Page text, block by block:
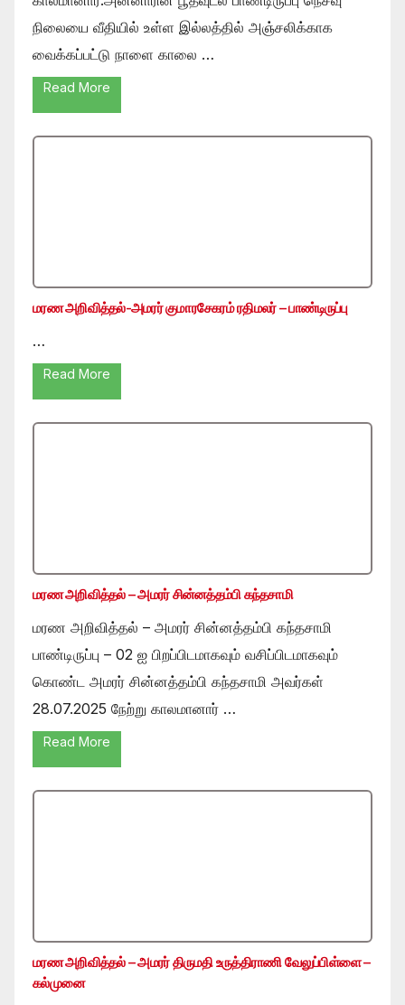
நிலையை வீதியில் உள்ள இல்லத்தில் அஞ்சலிக்காக
வைக்கப்பட்டு நாளை காலை …
Read More
மரண அறிவித்தல்-அமரர் குமாரசேகரம் ரதிமலர் – பாண்டிருப்பு
…
Read More
மரண அறிவித்தல் – அமரர் சின்னத்தம்பி கந்தசாமி
மரண அறிவித்தல் – அமரர் சின்னத்தம்பி கந்தசாமி
பாண்டிருப்பு – 02 ஐ பிறப்பிடமாகவும் வசிப்பிடமாகவும்
கொண்ட அமரர் சின்னத்தம்பி கந்தசாமி அவர்கள்
28.07.2025 நேற்று காலமானார் …
Read More
மரண அறிவித்தல் – அமரர் திருமதி உருத்திராணி வேலுப்பிள்ளை –
கல்முனை